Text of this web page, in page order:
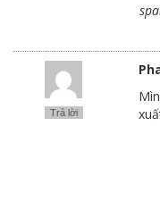
Trả lời